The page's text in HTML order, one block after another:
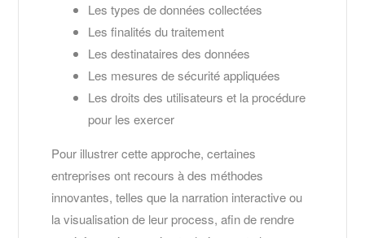
Les types de données collectées
Les finalités du traitement
Les destinataires des données
Les mesures de sécurité appliquées
Les droits des utilisateurs et la procédure
pour les exercer
Pour illustrer cette approche, certaines
entreprises ont recours à des méthodes
innovantes, telles que la narration interactive ou
la visualisation de leur process, afin de rendre